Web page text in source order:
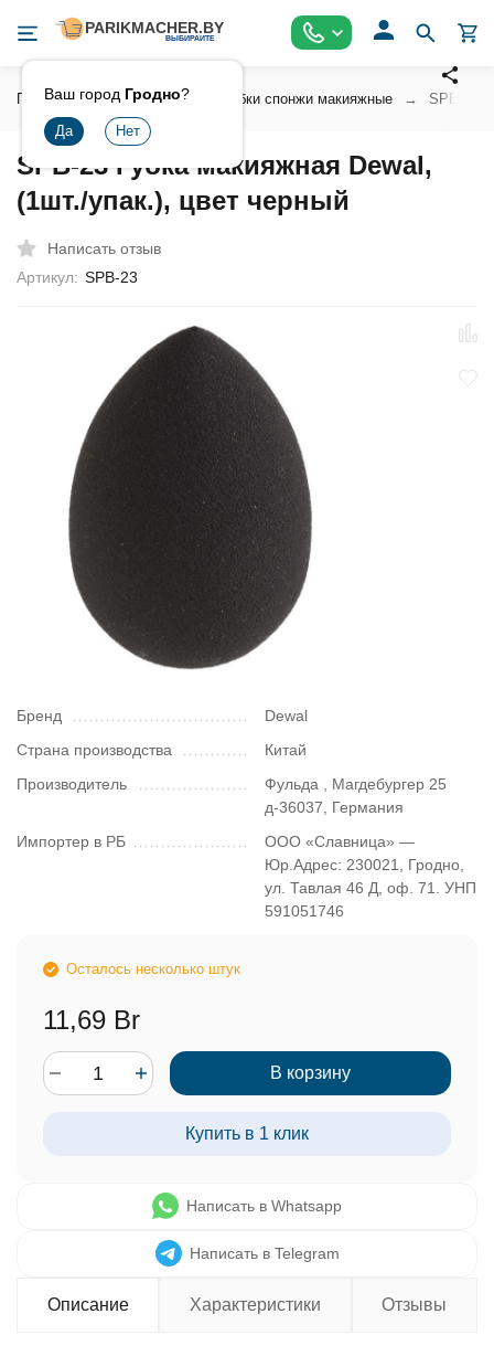
Ваш город Гродно?
Главная Аксессуары Губки спонжи макияжные SPB-23
SPB-23 Губка макияжная Dewal,
(1шт./упак.), цвет черный
Написать отзыв
Артикул: SPB-23
Бренд
Dewal
Страна производства
Китай
Производитель
Фульда , Магдебургер 25
д-36037, Германия
Импортер в РБ
ООО «Славница» —
Юр.Адрес: 230021, Гродно,
ул. Тавлая 46 Д, оф. 71. УНП
591051746
Осталось несколько штук
11,69 Br
В корзину
Купить в 1 клик
Написать в Whatsapp
Написать в Telegram
Описание Характеристики Отзывы